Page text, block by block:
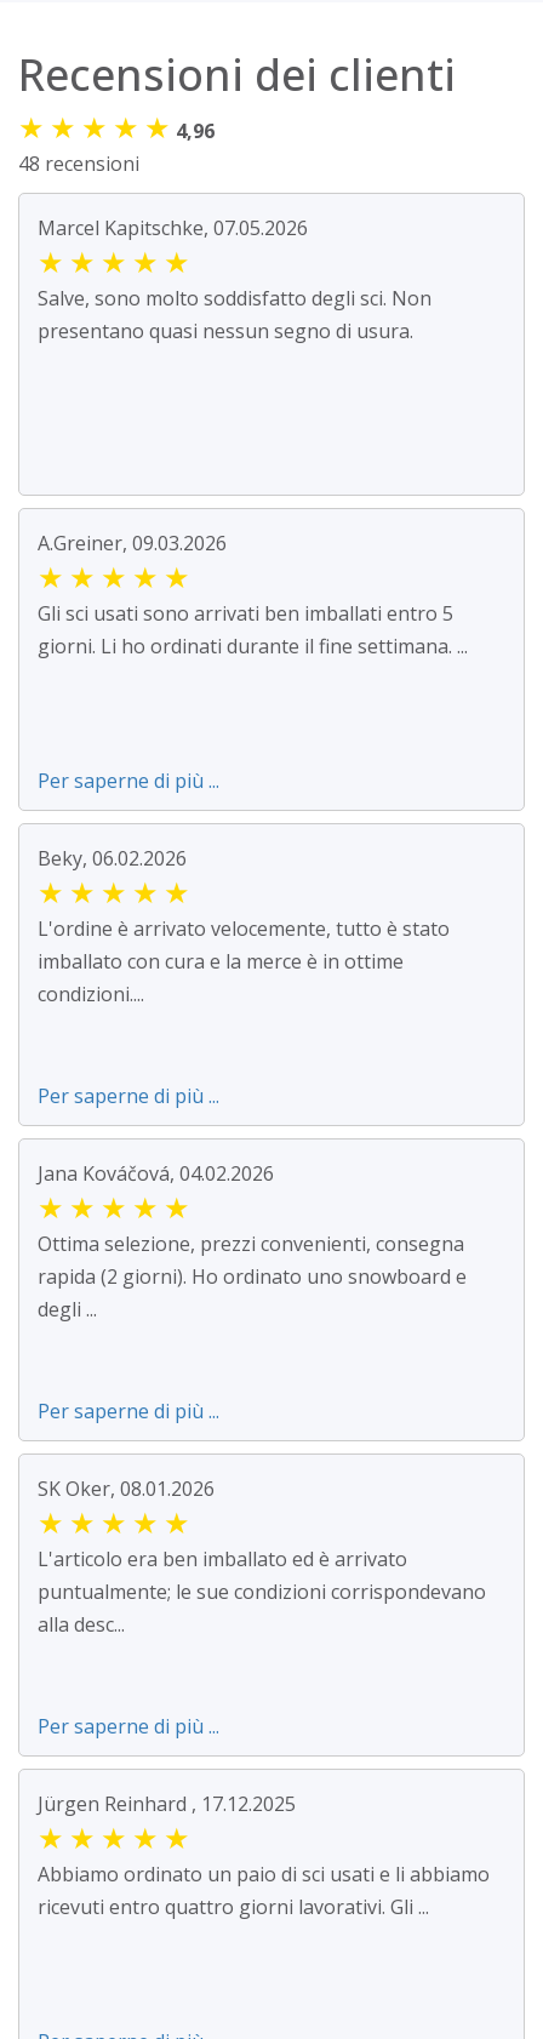
Recensioni dei clienti
★ ★ ★ ★ ★ 4,96
48 recensioni
Marcel Kapitschke, 07.05.2026
★ ★ ★ ★ ★
Salve, sono molto soddisfatto degli sci. Non
presentano quasi nessun segno di usura.
A.Greiner, 09.03.2026
★ ★ ★ ★ ★
Gli sci usati sono arrivati ben imballati entro 5
giorni. Li ho ordinati durante il fine settimana. ...
Per saperne di più ...
Beky, 06.02.2026
★ ★ ★ ★ ★
L'ordine è arrivato velocemente, tutto è stato
imballato con cura e la merce è in ottime
condizioni....
Per saperne di più ...
Jana Kováčová, 04.02.2026
★ ★ ★ ★ ★
Ottima selezione, prezzi convenienti, consegna
rapida (2 giorni). Ho ordinato uno snowboard e
degli ...
Per saperne di più ...
SK Oker, 08.01.2026
★ ★ ★ ★ ★
L'articolo era ben imballato ed è arrivato
puntualmente; le sue condizioni corrispondevano
alla desc...
Per saperne di più ...
Jürgen Reinhard , 17.12.2025
★ ★ ★ ★ ★
Abbiamo ordinato un paio di sci usati e li abbiamo
ricevuti entro quattro giorni lavorativi. Gli ...